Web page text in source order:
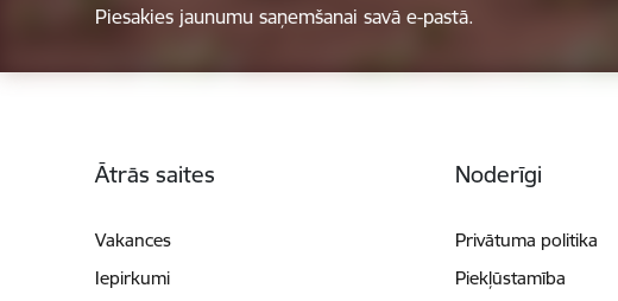
Piesakies jaunumu saņemšanai savā e-pastā.
Ātrās saites
Vakances
Iepirkumi
Noderīgi
Privātuma politika
Piekļūstamība